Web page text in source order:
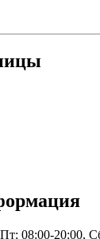
08:00-20:00,